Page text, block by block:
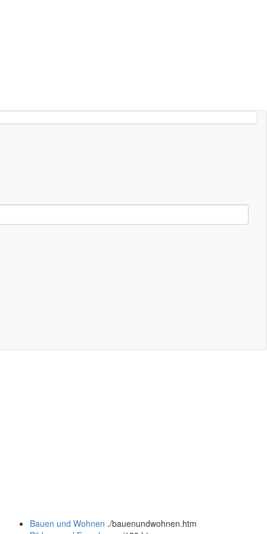
Bauen und Wohnen ./bauenundwohnen.htm